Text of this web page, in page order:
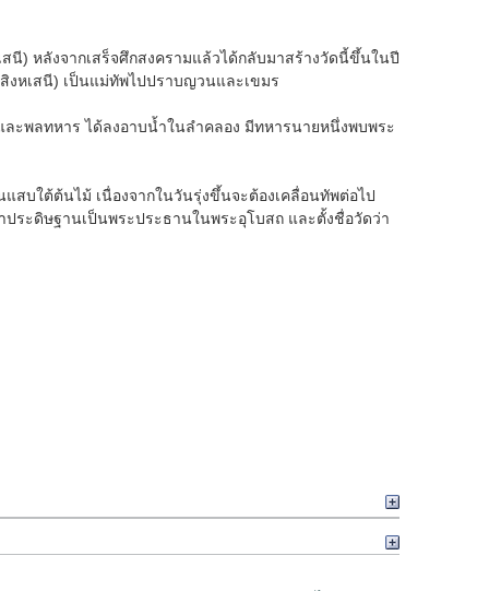
นี) หลังจากเสร็จศึกสงครามแล้วได้กลับมาสร้างวัดนี้ขึ้นในปี
งหเสนี) เป็นแม่ทัพไปปราบญวนและเขมร
ะพลทหาร ได้ลงอาบน้ำในลำคลอง มีทหารนายหนึ่งพบพระ
สบใต้ต้นไม้ เนื่องจากในวันรุ่งขึ้นจะต้องเคลื่อนทัพต่อไป
ะดิษฐานเป็นพระประธานในพระอุโบสถ และตั้งชื่อวัดว่า